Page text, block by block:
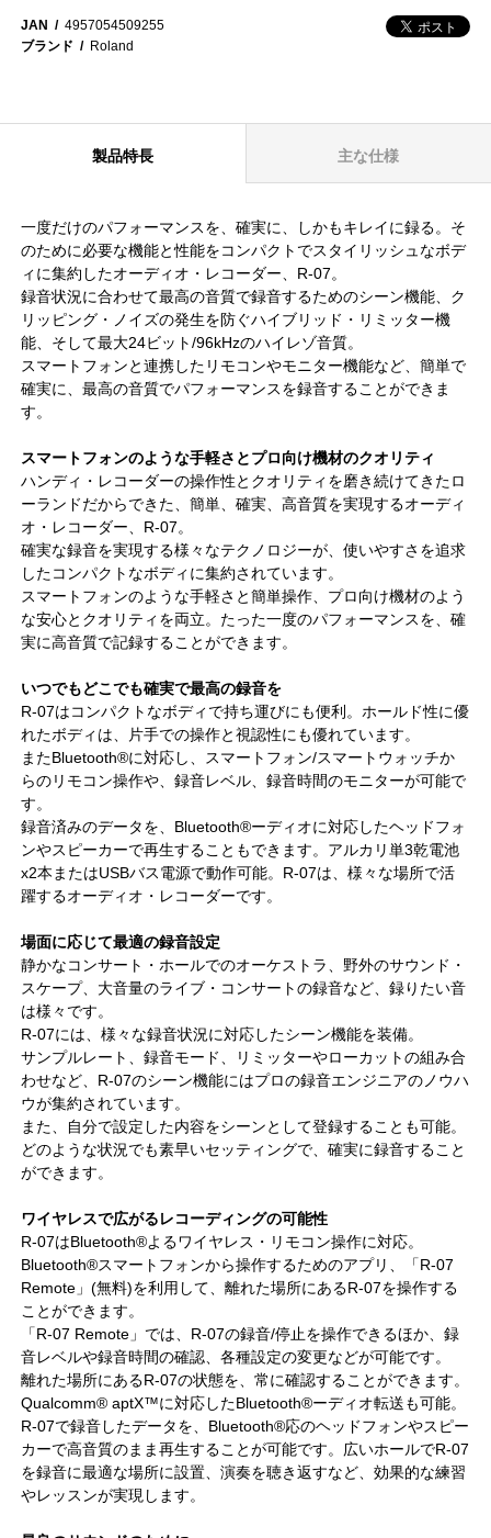
JAN
4957054509255
ブランド
Roland
製品特長 主な仕様
一度だけのパフォーマンスを、確実に、しかもキレイに録る。そ
のために必要な機能と性能をコンパクトでスタイリッシュなボデ
ィに集約したオーディオ・レコーダー、R-07。
録音状況に合わせて最高の音質で録音するためのシーン機能、ク
リッピング・ノイズの発生を防ぐハイブリッド・リミッター機
能、そして最大24ビット/96kHzのハイレゾ音質。
スマートフォンと連携したリモコンやモニター機能など、簡単で
確実に、最高の音質でパフォーマンスを録音することができま
す。
スマートフォンのような手軽さとプロ向け機材のクオリティ
ハンディ・レコーダーの操作性とクオリティを磨き続けてきたロ
ーランドだからできた、簡単、確実、高音質を実現するオーディ
オ・レコーダー、R-07。
確実な録音を実現する様々なテクノロジーが、使いやすさを追求
したコンパクトなボディに集約されています。
スマートフォンのような手軽さと簡単操作、プロ向け機材のよう
な安心とクオリティを両立。たった一度のパフォーマンスを、確
実に高音質で記録することができます。
いつでもどこでも確実で最高の録音を
R-07はコンパクトなボディで持ち運びにも便利。ホールド性に優
れたボディは、片手での操作と視認性にも優れています。
またBluetooth®に対応し、スマートフォン/スマートウォッチか
らのリモコン操作や、録音レベル、録音時間のモニターが可能で
す。
録音済みのデータを、Bluetooth®ーディオに対応したヘッドフォ
ンやスピーカーで再生することもできます。アルカリ単3乾電池
x2本またはUSBバス電源で動作可能。R-07は、様々な場所で活
躍するオーディオ・レコーダーです。
場面に応じて最適の録音設定
静かなコンサート・ホールでのオーケストラ、野外のサウンド・
スケープ、大音量のライブ・コンサートの録音など、録りたい音
は様々です。
R-07には、様々な録音状況に対応したシーン機能を装備。
サンプルレート、録音モード、リミッターやローカットの組み合
わせなど、R-07のシーン機能にはプロの録音エンジニアのノウハ
ウが集約されています。
また、自分で設定した内容をシーンとして登録することも可能。
どのような状況でも素早いセッティングで、確実に録音すること
ができます。
ワイヤレスで広がるレコーディングの可能性
R-07はBluetooth®よるワイヤレス・リモコン操作に対応。
Bluetooth®スマートフォンから操作するためのアプリ、「R-07
Remote」(無料)を利用して、離れた場所にあるR-07を操作する
ことができます。
「R-07 Remote」では、R-07の録音/停止を操作できるほか、録
音レベルや録音時間の確認、各種設定の変更などが可能です。
離れた場所にあるR-07の状態を、常に確認することができます。
Qualcomm® aptX™に対応したBluetooth®ーディオ転送も可能。
R-07で録音したデータを、Bluetooth®応のヘッドフォンやスピー
カーで高音質のまま再生することが可能です。広いホールでR-07
を録音に最適な場所に設置、演奏を聴き返すなど、効果的な練習
やレッスンが実現します。